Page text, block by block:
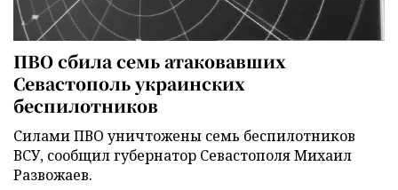
ПВО сбила семь атаковавших
Севастополь украинских
беспилотников
Силами ПВО уничтожены семь беспилотников
ВСУ, сообщил губернатор Севастополя Михаил
Развожаев.